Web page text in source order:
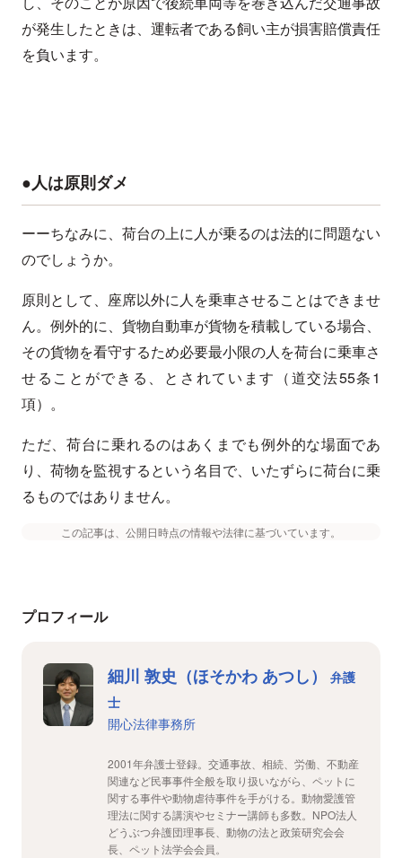
が発生したときは、運転者である飼い主が損害賠償責任
を負います。
●人は原則ダメ
ーーちなみに、荷台の上に人が乗るのは法的に問題ない
のでしょうか。
原則として、座席以外に人を乗車させることはできませ
ん。例外的に、貨物自動車が貨物を積載している場合、
その貨物を看守するため必要最小限の人を荷台に乗車さ
せることができる、とされています（道交法55条1
項）。
ただ、荷台に乗れるのはあくまでも例外的な場面であ
り、荷物を監視するという名目で、いたずらに荷台に乗
るものではありません。
この記事は、公開日時点の情報や法律に基づいています。
プロフィール
細川 敦史（ほそかわ あつし）
弁護
士
開心法律事務所
2001年弁護士登録。交通事故、相続、労働、不動産
関連など民事事件全般を取り扱いながら、ペットに
関する事件や動物虐待事件を手がける。動物愛護管
理法に関する講演やセミナー講師も多数。NPO法人
どうぶつ弁護団理事長、動物の法と政策研究会会
長、ペット法学会会員。